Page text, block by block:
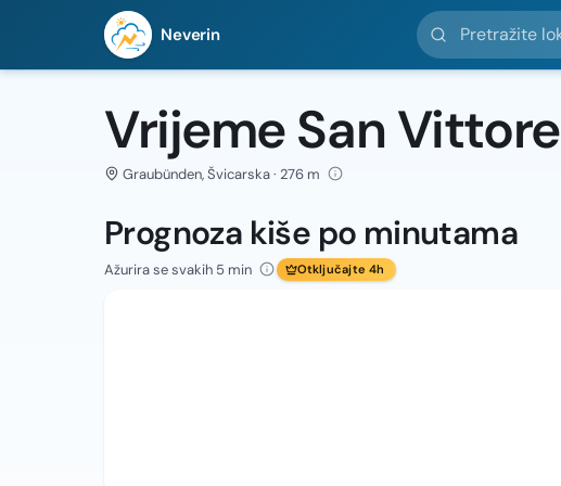
Neverin
Pretražite lokacije
Vrijeme San Vittore
Graubünden, Švicarska · 276 m
Prognoza kiše po minutama
Ažurira se svakih 5 min Otključajte 4h